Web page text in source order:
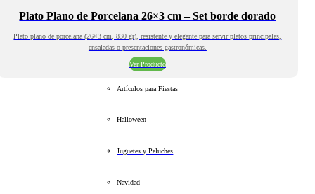
Plato Plano de Porcelana 26×3 cm – Set borde dorado
Plato plano de porcelana (26×3 cm, 830 gr), resistente y elegante para servir platos principales,
ensaladas o presentaciones gastronómicas.
Ver Producto
Artículos para Fiestas
Halloween
Juguetes y Peluches
Navidad